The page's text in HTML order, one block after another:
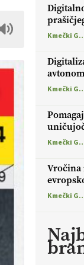
Vročina